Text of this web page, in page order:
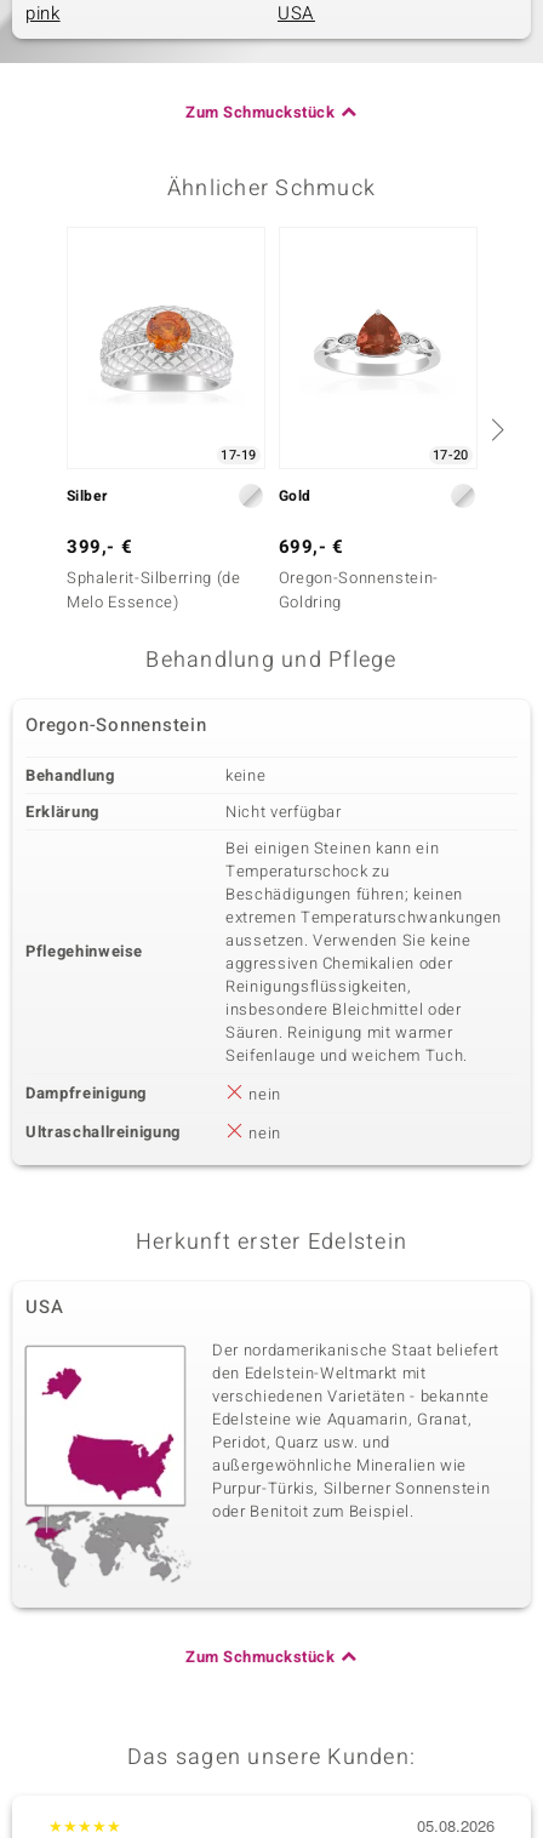
pink USA
Zum Schmuckstück
Ähnlicher Schmuck
17-19
Silber
399,- €
Sphalerit-Silberring (de
Melo Essence)
17-20
Gold
699,- €
Oregon-Sonnenstein-
Goldring
Behandlung und Pflege
Oregon-Sonnenstein
Behandlung
keine
Erklärung
Nicht verfügbar
Pflegehinweise
Bei einigen Steinen kann ein
Temperaturschock zu
Beschädigungen führen; keinen
extremen Temperaturschwankungen
aussetzen. Verwenden Sie keine
aggressiven Chemikalien oder
Reinigungsflüssigkeiten,
insbesondere Bleichmittel oder
Säuren. Reinigung mit warmer
Seifenlauge und weichem Tuch.
Dampfreinigung
nein
Ultraschallreinigung
nein
Herkunft erster Edelstein
USA
Der nordamerikanische Staat beliefert
den Edelstein-Weltmarkt mit
verschiedenen Varietäten - bekannte
Edelsteine wie Aquamarin, Granat,
Peridot, Quarz usw. und
außergewöhnliche Mineralien wie
Purpur-Türkis, Silberner Sonnenstein
oder Benitoit zum Beispiel.
Zum Schmuckstück
Das sagen unsere Kunden:
★★★★★
05.08.2026